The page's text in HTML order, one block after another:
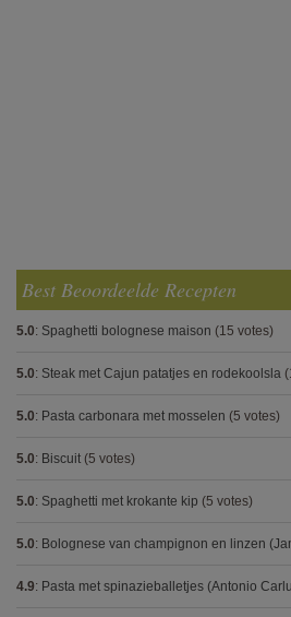
Best Beoordeelde Recepten
5.0: Spaghetti bolognese maison (15 votes)
5.0: Steak met Cajun patatjes en rodekoolsla
5.0: Pasta carbonara met mosselen (5 votes)
5.0: Biscuit (5 votes)
5.0: Spaghetti met krokante kip (5 votes)
5.0: Bolognese van champignon en linzen
4.9: Pasta met spinazieballetjes (Antonio